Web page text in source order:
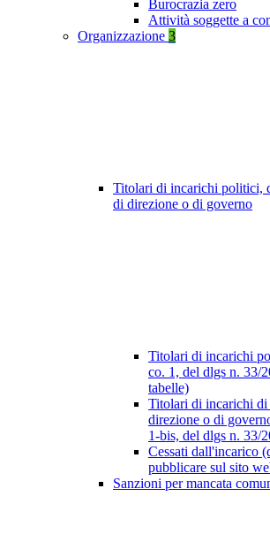
Burocrazia zero
Attività soggette a
Organizzazione 3
Titolari di incarichi politici,
di direzione o di governo
Titolari di incarichi
co. 1, del dlgs n. 33/
tabelle)
Titolari di incarichi di
direzione o di
1-bis, del dlgs n. 33/
Cessati dall'incarico
pubblicare sul sito
Sanzioni per mancata